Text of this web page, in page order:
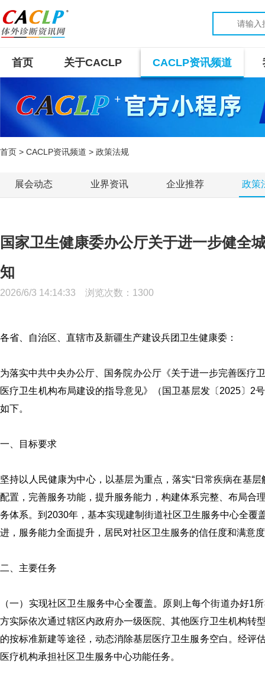
首页 关于CACLP CACLP资讯频道
首页 > CACLP资讯频道 > 政策法规
展会动态 业界资讯 企业推荐 政策
国家卫生健康委办公厅关于进一步健全
知
2026/6/3 14:14:33 浏览次数： 1300
各省、自治区、直辖市及新疆生产建设兵团卫生健康委：
为落实中共中央办公厅、国务院办公厅《关于进一步完善医疗
医疗卫生机构布局建设的指导意见》（国卫基层发〔2025〕2
如下。
一、目标要求
坚持以人民健康为中心，以基层为重点，落实“日常疾病在基
配置，完善服务功能，提升服务能力，构建体系完整、布局合
务体系。到2030年，基本实现建制街道社区卫生服务中心全
进，服务能力全面提升，居民对社区卫生服务的信任度和满意
二、主要任务
（一）实现社区卫生服务中心全覆盖。原则上每个街道办好1
方实际依次通过辖区内政府办一级医院、其他医疗卫生机构转
的按标准新建等途径，动态消除基层医疗卫生服务空白。经评
医疗机构承担社区卫生服务中心功能任务。